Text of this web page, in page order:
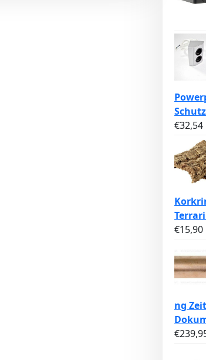
€32,54
€15,90
ng
€